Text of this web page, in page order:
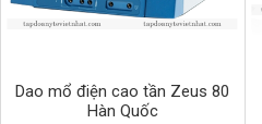
Dao mổ điện cao tần Zeus 80
Hàn Quốc